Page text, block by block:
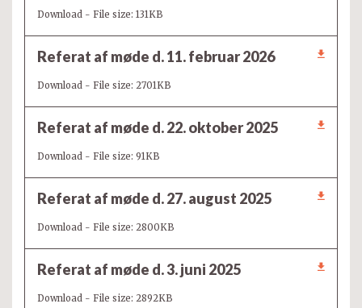
Download - File size: 131KB
Referat af møde d. 11. februar 2026
Download - File size: 2701KB
Referat af møde d. 22. oktober 2025
Download - File size: 91KB
Referat af møde d. 27. august 2025
Download - File size: 2800KB
Referat af møde d. 3. juni 2025
Download - File size: 2892KB